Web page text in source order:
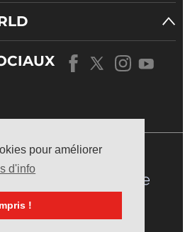
pour améliorer
d'info
!